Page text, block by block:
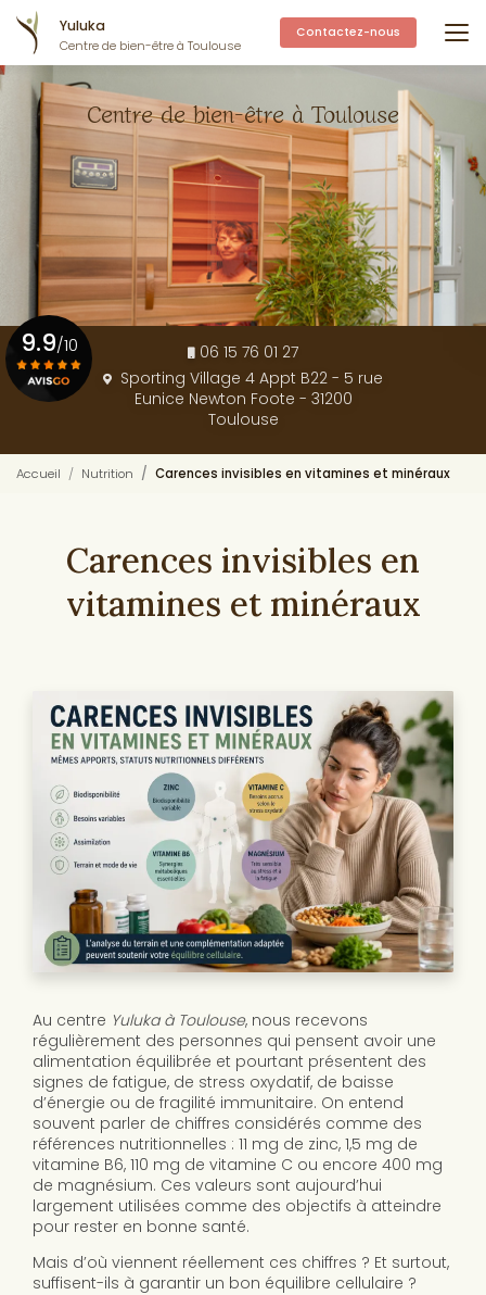
au
contenu
principal
Yuluka
Centre de bien-être à Toulouse
Contactez-nous
Centre de bien-être à Toulouse
06 15 76 01 27
Sporting Village 4 Appt B22 - 5 rue
Eunice Newton Foote - 31200
Toulouse
9.9/10
Accueil Nutrition Carences invisibles en vitamines et minéraux
Carences invisibles en
vitamines et minéraux
Au centre Yuluka à Toulouse, nous recevons
régulièrement des personnes qui pensent avoir une
alimentation équilibrée et pourtant présentent des
signes de fatigue, de stress oxydatif, de baisse
d’énergie ou de fragilité immunitaire. On entend
souvent parler de chiffres considérés comme des
références nutritionnelles : 11 mg de zinc, 1,5 mg de
vitamine B6, 110 mg de vitamine C ou encore 400 mg
de magnésium. Ces valeurs sont aujourd’hui
largement utilisées comme des objectifs à atteindre
pour rester en bonne santé.
Mais d’où viennent réellement ces chiffres ? Et surtout,
suffisent-ils à garantir un bon équilibre cellulaire ?